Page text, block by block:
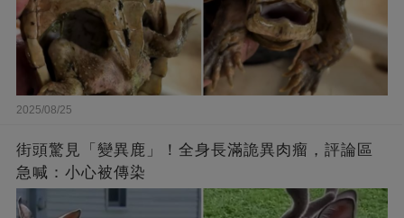
2025/08/25
街頭驚見「變異鹿」！全身長滿詭異肉瘤，評論區
急喊：小心被傳染